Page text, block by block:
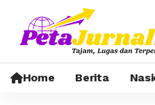
Home Berita